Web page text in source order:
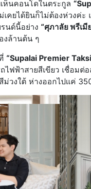
ห็นคอนโดในตระกูล
คยได้ยินก็ไม่ต้องห่วงค่ะ
นด์นี้อย่าง “ศุภาลัย พรีเมี
งล้านต้น ๆ
“Supalai Premier
ถไฟฟ้าสายสีเขียว เชื่อม
วงใต้ ห่างออกไปแค่